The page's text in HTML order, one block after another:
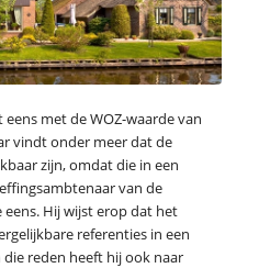
met de WOZ-waarde van
vindt onder meer dat de
zijn, omdat die in een
van de
Hij wijst erop dat het
referenties in een
reden heeft hij ook naar